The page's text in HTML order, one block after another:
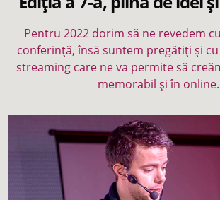
Pentru 2022 dorim să ne revedem
conferință, însă suntem pregătiți și
streaming care ne va permite să
memorabil și în online.